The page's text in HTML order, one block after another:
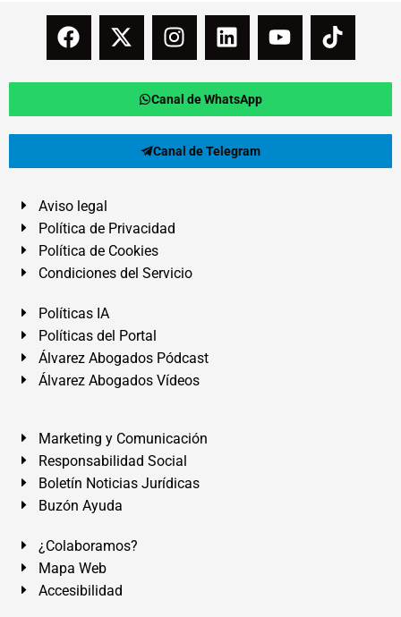
Canal de WhatsApp
Canal de Telegram
Aviso legal
Política de Privacidad
Política de Cookies
Condiciones del Servicio
Políticas IA
Políticas del Portal
Álvarez Abogados Pódcast
Álvarez Abogados Vídeos
Marketing y Comunicación
Responsabilidad Social
Boletín Noticias Jurídicas
Buzón Ayuda
¿Colaboramos?
Mapa Web
Accesibilidad